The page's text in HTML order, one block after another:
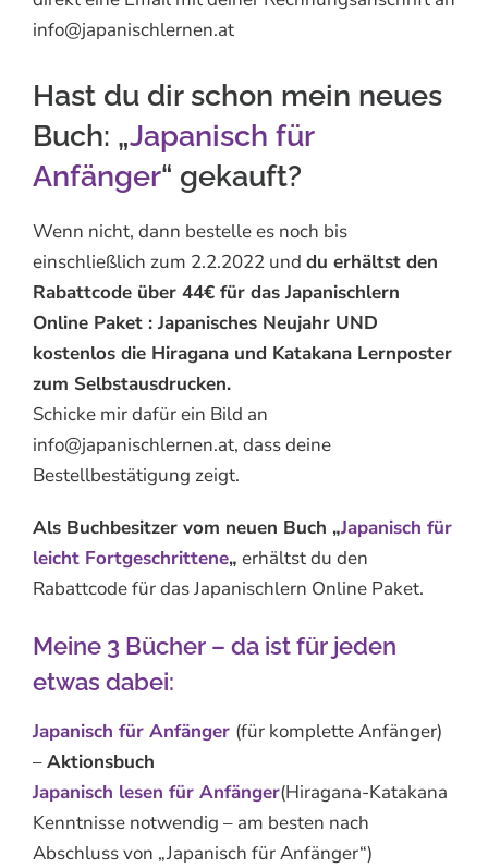
info@japanischlernen.at
Hast du dir schon mein neues
Buch: „Japanisch für
Anfänger“ gekauft?
Wenn nicht, dann bestelle es noch bis
einschließlich zum 2.2.2022 und du erhältst den
Rabattcode über 44€ für das Japanischlern
Online Paket : Japanisches Neujahr UND
kostenlos die Hiragana und Katakana Lernposter
zum Selbstausdrucken.
Schicke mir dafür ein Bild an
info@japanischlernen.at, dass deine
Bestellbestätigung zeigt.
Als Buchbesitzer vom neuen Buch „Japanisch für
leicht Fortgeschrittene„ erhältst du den
Rabattcode für das Japanischlern Online Paket.
Meine 3 Bücher – da ist für jeden
etwas dabei:
Japanisch für Anfänger (für komplette Anfänger)
–Aktionsbuch
Japanisch lesen für Anfänger(Hiragana-Katakana
Kenntnisse notwendig – am besten nach
Abschluss von „Japanisch für Anfänger“)